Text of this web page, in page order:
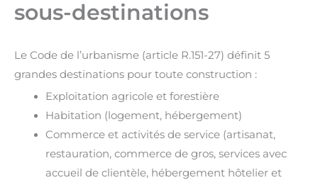
sous-destinations
Le Code de l’urbanisme (article R.151-27) définit 5
grandes destinations pour toute construction :
Exploitation agricole et forestière
Habitation (logement, hébergement)
Commerce et activités de service (artisanat,
restauration, commerce de gros, services avec
accueil de clientèle, hébergement hôtelier et